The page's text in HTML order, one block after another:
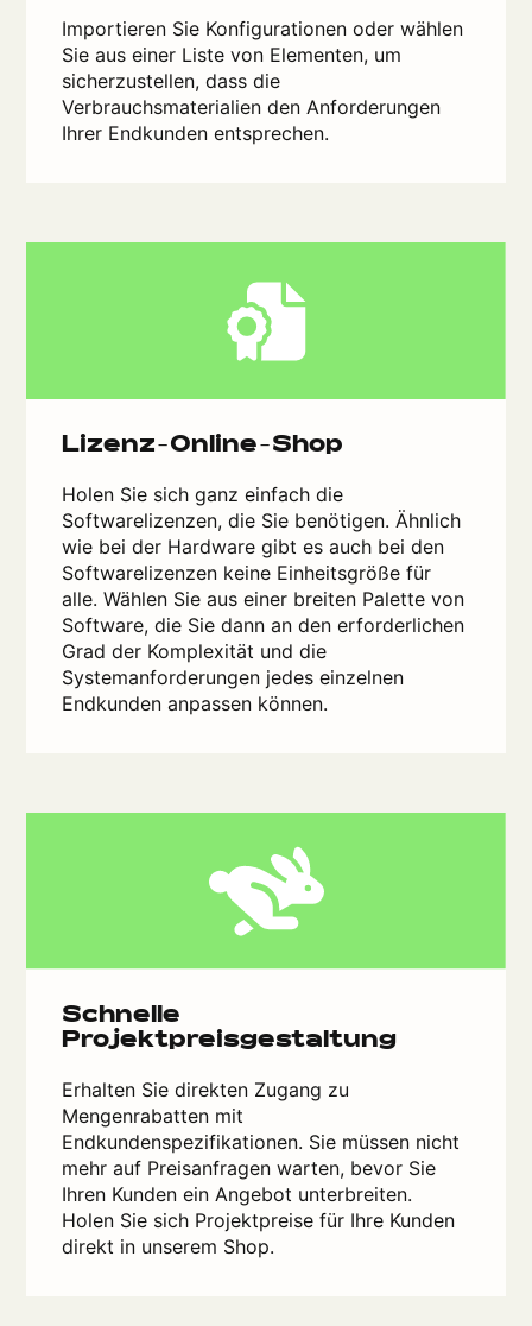
Importieren Sie Konfigurationen oder wählen
Sie aus einer Liste von Elementen, um
sicherzustellen, dass die
Verbrauchsmaterialien den Anforderungen
Ihrer Endkunden entsprechen.
Lizenz-Online-Shop
Holen Sie sich ganz einfach die
Softwarelizenzen, die Sie benötigen. Ähnlich
wie bei der Hardware gibt es auch bei den
Softwarelizenzen keine Einheitsgröße für
alle. Wählen Sie aus einer breiten Palette von
Software, die Sie dann an den erforderlichen
Grad der Komplexität und die
Systemanforderungen jedes einzelnen
Endkunden anpassen können.
Schnelle
Projektpreisgestaltung
Erhalten Sie direkten Zugang zu
Mengenrabatten mit
Endkundenspezifikationen. Sie müssen nicht
mehr auf Preisanfragen warten, bevor Sie
Ihren Kunden ein Angebot unterbreiten.
Holen Sie sich Projektpreise für Ihre Kunden
direkt in unserem Shop.